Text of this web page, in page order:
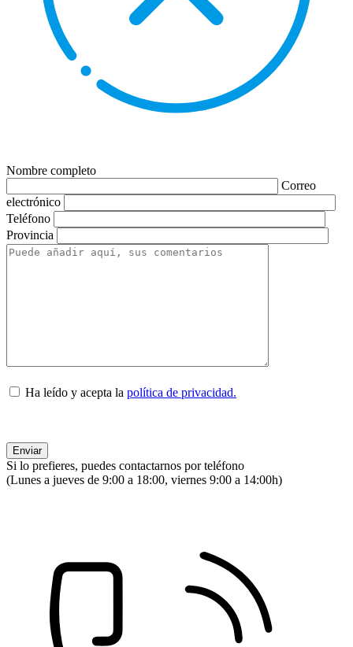
Nombre completo
Correo
electrónico
Teléfono
Provincia
Ha leído y acepta la política de privacidad.
Si lo prefieres, puedes contactarnos por teléfono
(Lunes a jueves de 9:00 a 18:00, viernes 9:00 a 14:00h)